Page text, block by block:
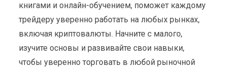
книгами и онлайн-обучением, поможет каждому
трейдеру уверенно работать на любых рынках,
включая криптовалюты. Начните с малого,
изучите основы и развивайте свои навыки,
чтобы уверенно торговать в любой рыночной